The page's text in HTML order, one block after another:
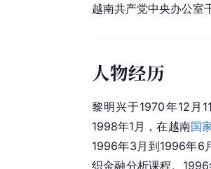
越南共产党中央办公室
人物经历
黎明兴于1970年12月
1998年1月，在越南国
1996年3月到1996年6
织金融分析课程。